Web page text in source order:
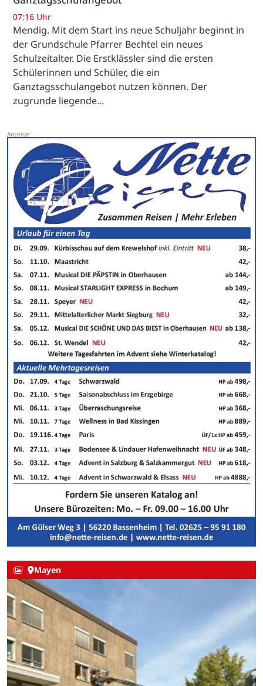
07:16 Uhr
Mendig. Mit dem Start ins neue Schuljahr beginnt in
der Grundschule Pfarrer Bechtel ein neues
Schulzeitalter. Die Erstklässler sind die ersten
Schülerinnen und Schüler, die ein
Ganztagsschulangebot nutzen können. Der
zugrunde liegende…
Mayen